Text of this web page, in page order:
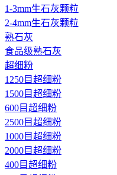
1-3mm生石灰颗粒
2-4mm生石灰颗粒
熟石灰
食品级熟石灰
超细粉
1250目超细粉
1500目超细粉
600目超细粉
2500目超细粉
1000目超细粉
2000目超细粉
400目超细粉